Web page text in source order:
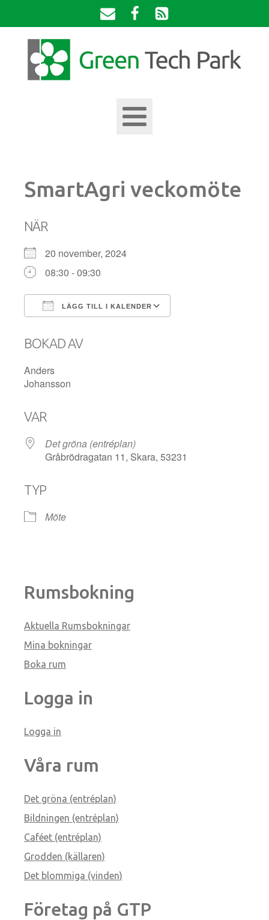
SmartAgri veckomöte
NÄR
20 november, 2024
08:30 - 09:30
LÄGG TILL I KALENDER
BOKAD AV
Anders
Johansson
VAR
Det gröna (entréplan)
Gråbrödragatan 11, Skara, 53231
TYP
Möte
Rumsbokning
Aktuella Rumsbokningar
Mina bokningar
Boka rum
Logga in
Logga in
Våra rum
Det gröna (entréplan)
Bildningen (entréplan)
Caféet (entréplan)
Grodden (källaren)
Det blommiga (vinden)
Företag på GTP